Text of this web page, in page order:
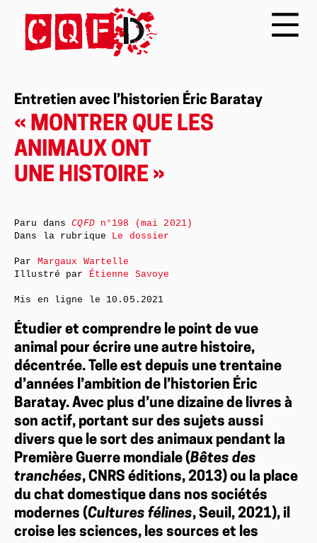
Entretien avec l’historien Éric Baratay
« MONTRER QUE LES
ANIMAUX ONT
UNE HISTOIRE »
Étudier et comprendre le point de vue
animal pour écrire une autre histoire,
décentrée. Telle est depuis une trentaine
d’années l’ambition de l’historien Éric
Baratay. Avec plus d’une dizaine de livres à
son actif, portant sur des sujets aussi
divers que le sort des animaux pendant la
Première Guerre mondiale (Bêtes des
tranchées, CNRS éditions, 2013) ou la place
du chat domestique dans nos sociétés
modernes (Cultures félines, Seuil, 2021), il
croise les sciences, les sources et les
Paru dansCQFDn°198 (mai 2021)
Dans la rubrique Le dossier
Par Margaux Wartelle
Illustré par Étienne Savoye
Mis en ligne le 10.05.2021